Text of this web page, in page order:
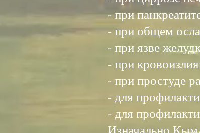
- при
- при общем
- при язве
- при
- при простуде
- для
- для